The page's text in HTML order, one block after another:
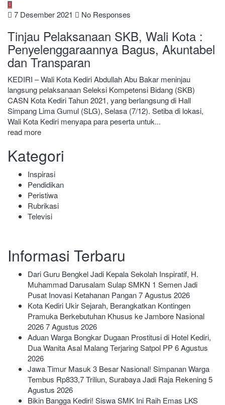
7 Desember 2021 No Responses
Tinjau Pelaksanaan SKB, Wali Kota :
Penyelenggaraannya Bagus, Akuntabel
dan Transparan
KEDIRI – Wali Kota Kediri Abdullah Abu Bakar meninjau
langsung pelaksanaan Seleksi Kompetensi Bidang (SKB)
CASN Kota Kediri Tahun 2021, yang berlangsung di Hall
Simpang Lima Gumul (SLG), Selasa (7/12). Setiba di lokasi,
Wali Kota Kediri menyapa para peserta untuk...
read more
Kategori
Inspirasi
Pendidikan
Peristiwa
Rubrikasi
Televisi
Informasi Terbaru
Dari Guru Bengkel Jadi Kepala Sekolah Inspiratif, H.
Muhammad Darusalam Sulap SMKN 1 Semen Jadi
Pusat Inovasi Ketahanan Pangan7 Agustus 2026
Kota Kediri Ukir Sejarah, Berangkatkan Kontingen
Pramuka Berkebutuhan Khusus ke Jambore Nasional
20267 Agustus 2026
Aduan Warga Bongkar Dugaan Prostitusi di Hotel Kediri,
Dua Wanita Asal Malang Terjaring Satpol PP6 Agustus
2026
Jawa Timur Masuk 3 Besar Nasional! Simpanan Warga
Tembus Rp833,7 Triliun, Surabaya Jadi Raja Rekening5
Agustus 2026
Bikin Bangga Kediri! Siswa SMK Ini Raih Emas LKS